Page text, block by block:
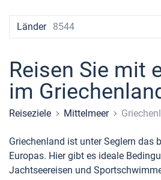
Britische Jungferninseln
Bahamas
Athen
Korfu
Region Mugla
Marina Mandalina
Marina Kastela
ACI Dubrovnik
Elan
Excess
Lagoon
Fountaine Pajot
Lagoon 50
Bali 4.2
Bali 4.6
Astrea 42
Bavaria Cruiser 51
Oceanis 46.1
Oceanis 51.1
Sun Odyssey 440
Ibiza
Gran Canaria
Kanarischen Inseln
Teneriffa
Azoren
Madeira
Sizilien
Sardinien
Salerno
Marmaris
Gocek
Bahamas
booking@sailica.com
Länder 8544
Reisen Sie mit
im
Reiseziele Mittelmeer
Griechenland ist unter Seglern das
Europas. Hier gibt es ideale
Jachtseereisen und